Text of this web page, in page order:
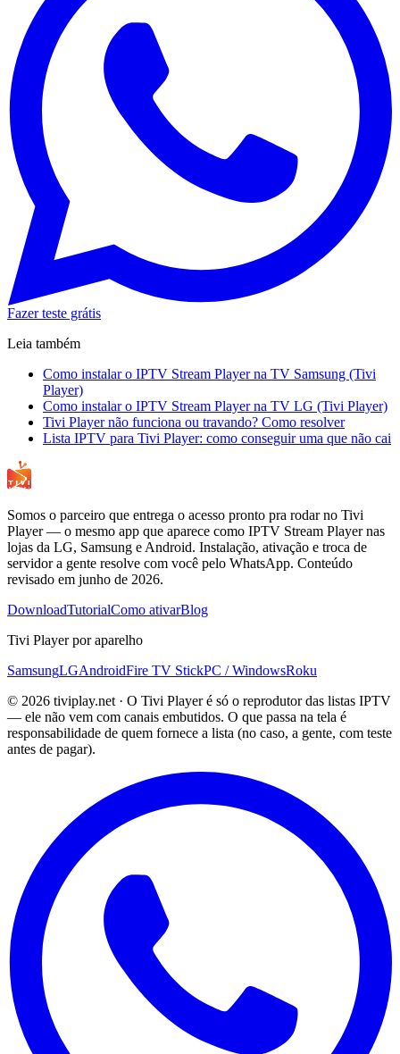
Fazer teste grátis
Leia também
Como instalar o IPTV Stream Player na TV Samsung (Tivi
Player)
Como instalar o IPTV Stream Player na TV LG (Tivi Player)
Tivi Player não funciona ou travando? Como resolver
Lista IPTV para Tivi Player: como conseguir uma que não cai
Somos o parceiro que entrega o acesso pronto pra rodar no Tivi
Player — o mesmo app que aparece como IPTV Stream Player nas
lojas da LG, Samsung e Android. Instalação, ativação e troca de
servidor a gente resolve com você pelo WhatsApp. Conteúdo
revisado em junho de 2026.
DownloadTutorialComo ativarBlog
Tivi Player por aparelho
SamsungLGAndroidFire TV StickPC / WindowsRoku
© 2026 tiviplay.net · O Tivi Player é só o reprodutor das listas IPTV
— ele não vem com canais embutidos. O que passa na tela é
responsabilidade de quem fornece a lista (no caso, a gente, com teste
antes de pagar).